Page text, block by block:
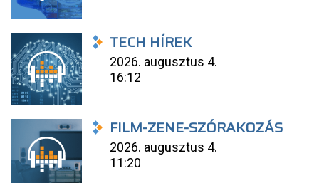
TECH HÍREK
2026. augusztus 4.
16:12
FILM-ZENE-SZÓRAKOZÁS
2026. augusztus 4.
11:20